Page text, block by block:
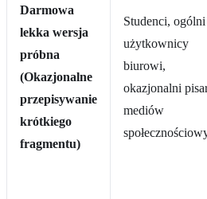
Darmowa
lekka wersja
próbna
(Okazjonalne
przepisywanie
krótkiego
fragmentu)
Studenci, ogólni
użytkownicy
biurowi,
okazjonalni
mediów